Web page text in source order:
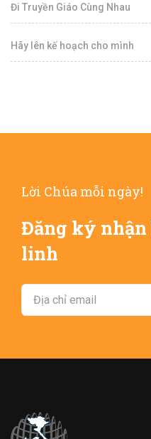
Đi Truyền Giáo Cùng Nhau
Hãy lên kế hoạch cho mình
Lời Chúa mỗi ngày!
Đăng ký nhận
linh